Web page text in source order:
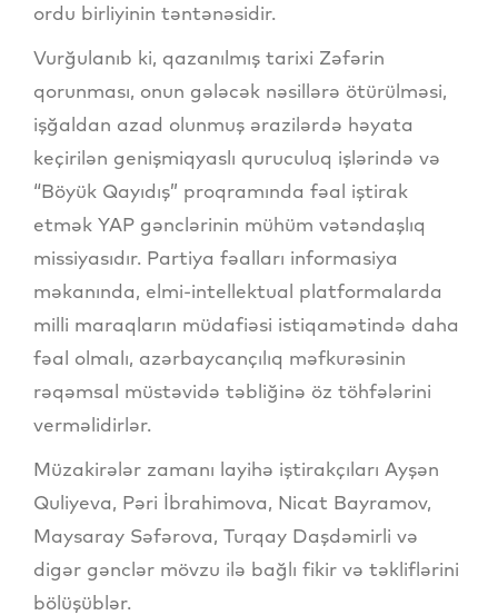
ordu birliyinin təntənəsidir.
Vurğulanıb ki, qazanılmış tarixi Zəfərin
qorunması, onun gələcək nəsillərə ötürülməsi,
işğaldan azad olunmuş ərazilərdə həyata
keçirilən genişmiqyaslı quruculuq işlərində və
“Böyük Qayıdış” proqramında fəal iştirak
etmək YAP gənclərinin mühüm vətəndaşlıq
missiyasıdır. Partiya fəalları informasiya
məkanında, elmi-intellektual platformalarda
milli maraqların müdafiəsi istiqamətində daha
fəal olmalı, azərbaycançılıq məfkurəsinin
rəqəmsal müstəvidə təbliğinə öz töhfələrini
verməlidirlər.
Müzakirələr zamanı layihə iştirakçıları Ayşən
Quliyeva, Pəri İbrahimova, Nicat Bayramov,
Maysaray Səfərova, Turqay Daşdəmirli və
digər gənclər mövzu ilə bağlı fikir və təkliflərini
bölüşüblər.